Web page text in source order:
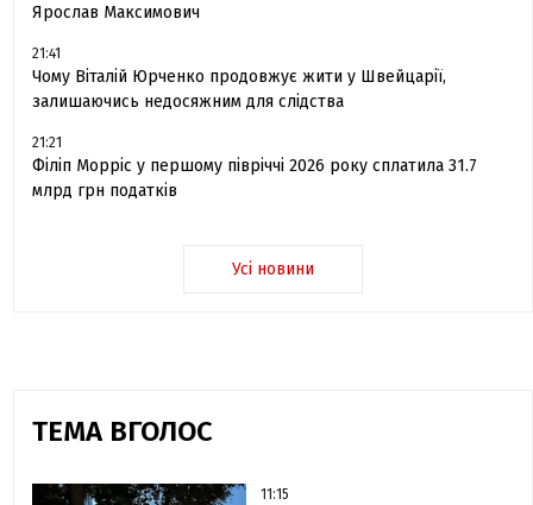
Ярослав Максимович
21:41
Чому Віталій Юрченко продовжує жити у Швейцарії,
залишаючись недосяжним для слідства
21:21
Філіп Морріс у першому півріччі 2026 року сплатила 31.7
млрд грн податків
Усі новини
ТЕМА ВГОЛОС
11:15